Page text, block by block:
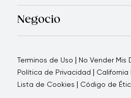
ContáctanosQuienes Somos
Negocio
Por qué elegirnosCómo te
Terminos de Uso | No Vender Mis
Política de Privacidad | California
Lista de Cookies | Código de